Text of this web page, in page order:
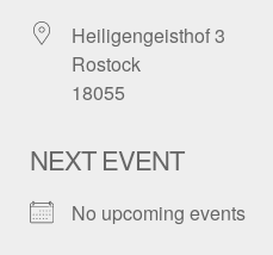
Heiligengeisthof 3
Rostock
18055
NEXT EVENT
No upcoming events